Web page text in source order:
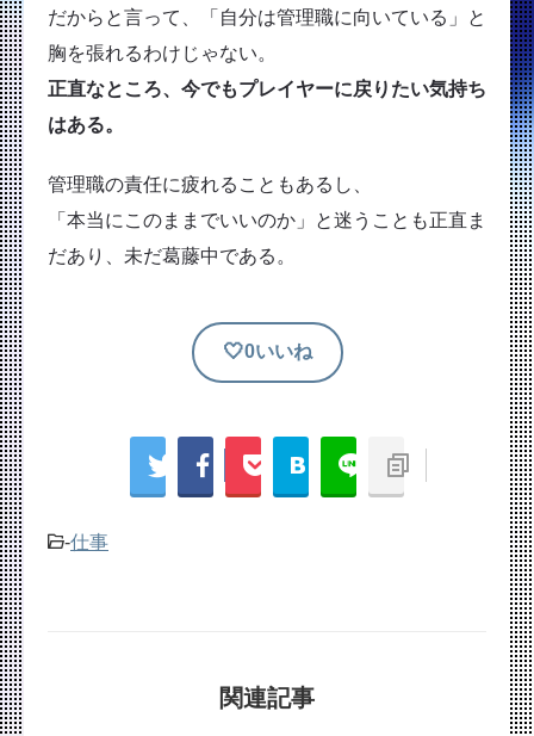
だからと言って、「自分は管理職に向いている」と
胸を張れるわけじゃない。
正直なところ、今でもプレイヤーに戻りたい気持ち
はある。
管理職の責任に疲れることもあるし、
「本当にこのままでいいのか」と迷うことも正直ま
だあり、未だ葛藤中である。
🤍0いいね
w
e
a
e
o
c
k
e
a
t
e
n
I
N
E
-仕事
関連記事